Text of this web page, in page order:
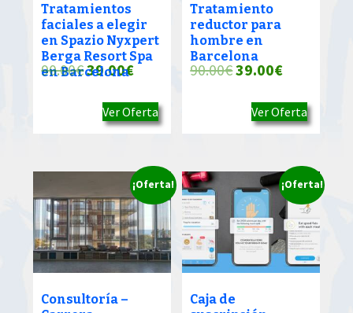
Tratamientos
faciales a elegir
en Spazio Nyxpert
Berga Resort Spa
en Barcelona
90.00€El
original
39.00€El
actual
39.00€.
Ver Oferta
Tratamiento
reductor para
hombre en
Barcelona
90.00€El
original
39.00€El
actual
39.00€.
Ver Oferta
¡Oferta!
Consultoría –
¡Oferta!
Caja de